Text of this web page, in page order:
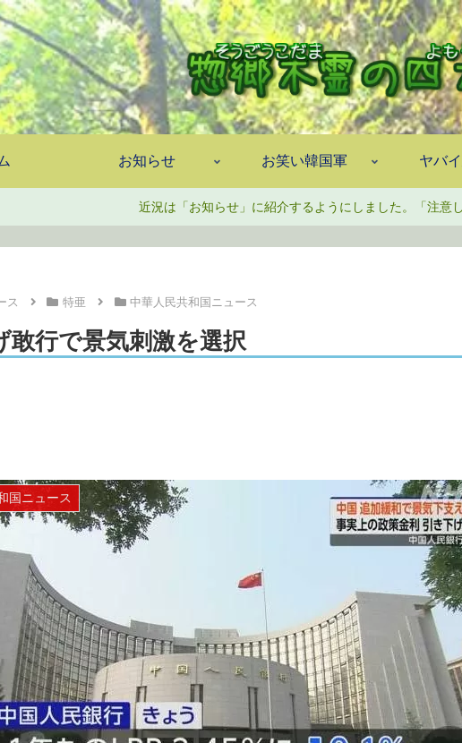
お知らせ お笑い韓国軍 ヤバ
近況は「お知らせ」に紹介するようにしました。「注意
ス 特亜 中華人民共和国ニュース
敢行で景気刺激を選択
国ニュース